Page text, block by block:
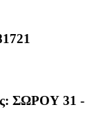
ΣΩΡΟΥ 31 -